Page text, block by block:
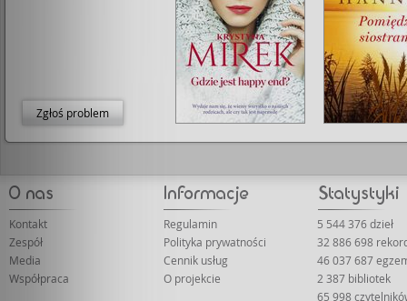
Zgłoś problem
Kontakt
Zespół
Media
Współpraca
Regulamin
Polityka prywatności
Cennik usług
O projekcie
5 544 376 dzieł
32 886 698
46 037 687
2 387 bibliotek
65 998